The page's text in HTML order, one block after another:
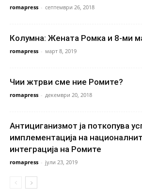
romapress - септември 26, 2018
Колумна: Жената Ромка и 8-ми
romapress - март 8, 2019
Чии жтрви сме ние Ромите?
romapress - декември 20, 2018
Антициганизмот ја поткопува
имплементација на
интеграција на Ромите
romapress - јули 23, 2019